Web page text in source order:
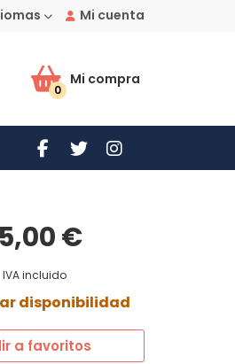
Mi cuenta
Mi compra
0
€
IVA incluido
disponibilidad
a favoritos